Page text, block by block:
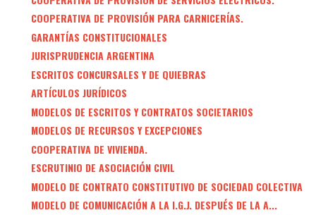
COOPERATIVA DE PROVISIÓN PARA CARNICERÍAS.
GARANTÍAS CONSTITUCIONALES
JURISPRUDENCIA ARGENTINA
ESCRITOS CONCURSALES Y DE QUIEBRAS
ARTÍCULOS JURÍDICOS
MODELOS DE ESCRITOS Y CONTRATOS SOCIETARIOS
MODELOS DE RECURSOS Y EXCEPCIONES
COOPERATIVA DE VIVIENDA.
ESCRUTINIO DE ASOCIACIÓN CIVIL
MODELO DE CONTRATO CONSTITUTIVO DE SOCIEDAD COLECTIVA
MODELO DE COMUNICACIÓN A LA I.G.J. DESPUÉS DE LA A...